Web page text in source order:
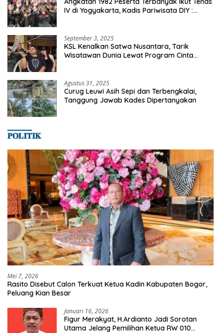
IV di Yogyakarta, Kadis Pariwisata DIY :
September 3, 2025
KSL Kenalkan Satwa Nusantara, Tarik
Wisatawan Dunia Lewat Program Cinta
Agustus 31, 2025
Curug Leuwi Asih Sepi dan Terbengkalai,
Tanggung Jawab Kades Dipertanyakan
𝐏𝐎𝐋𝐈𝐓𝐈𝐊
Mei 7, 2026
Rasito Disebut Calon Terkuat Ketua Kadin Kabupaten Bogor,
Peluang Kian Besar
Januari 16, 2026
Figur Merakyat, H.Ardianto Jadi Sorotan
Utama Jelang Pemilihan Ketua RW 010